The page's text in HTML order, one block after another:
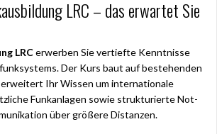
LRC – das erwartet Sie
LRCerwerben Sie vertiefte Kenntnisse
Der Kurs baut auf bestehenden
Ihr Wissen um internationale
Funkanlagen sowie strukturierte Not-
über größere Distanzen.